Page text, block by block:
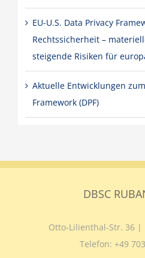
EU-U.S. Data Privacy
Rechtssicherheit –
steigende Risiken für
Aktuelle Entwicklungen
Framework (DPF)
DBSC
Otto-Lilienthal-Str. 36 |
Telefon: +49